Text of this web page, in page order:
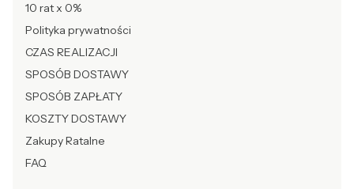
10 rat x 0%
Polityka prywatności
CZAS REALIZACJI
SPOSÓB DOSTAWY
SPOSÓB ZAPŁATY
KOSZTY DOSTAWY
Zakupy Ratalne
FAQ